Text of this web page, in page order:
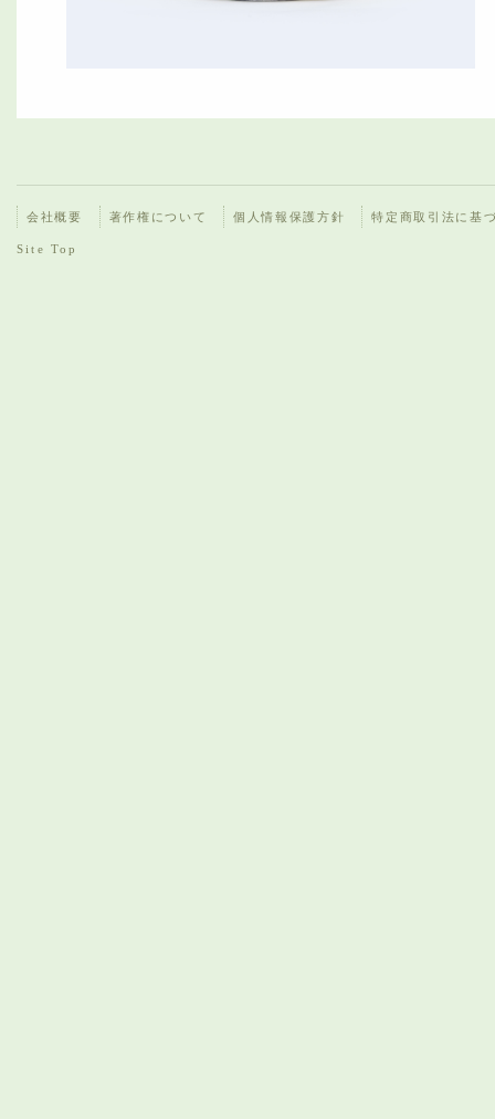
会社概要 著作権について 個人情報保護方針 特定商取引法に基
Site Top